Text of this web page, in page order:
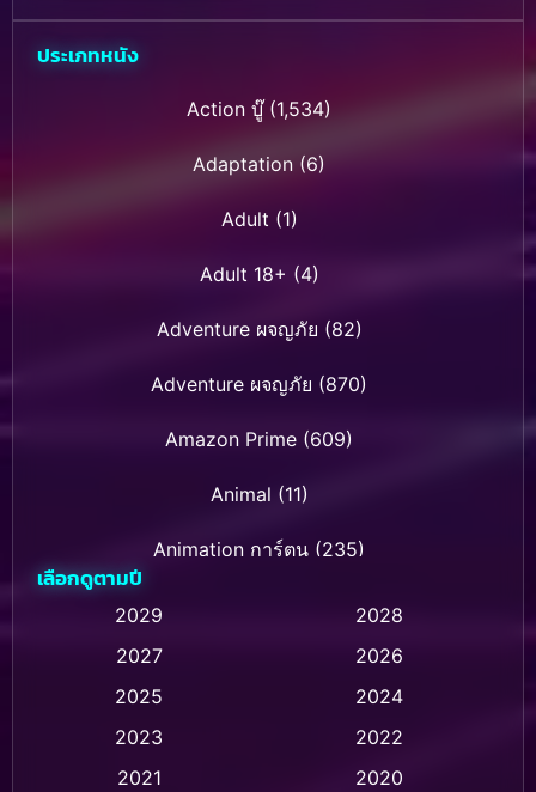
ประเภทหนัง
Action บู๊(1,534)
Adaptation (6)
Adult (1)
Adult 18+ (4)
Adventure ผจญภัย (82)
Adventure ผจญภัย (870)
Amazon Prime (609)
Animal (11)
Animation การ์ตูน (235)
Animation การ์ตูน (32)
Animation การ์ตูน (28)
Animation แอนิเมชัน (1)
เลือกดูตามปี
2029
2028
2027
2026
2025
2024
2023
2022
2021
2020